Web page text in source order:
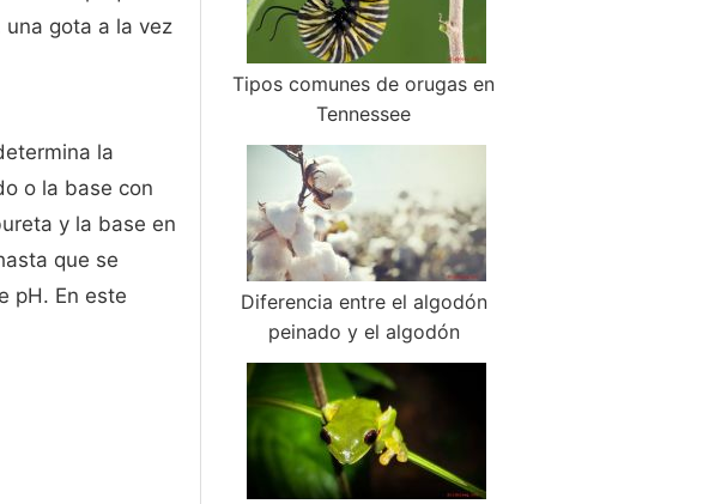
gota a la vez
la
o la base con
y la base en
que se
pH. En este
Tipos comunes de orugas en
Tennessee
Diferencia entre el algodón
peinado y el algodón